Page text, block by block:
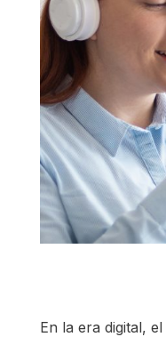
En la era digital,